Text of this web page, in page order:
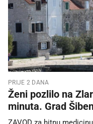
PRIJE 2 DANA
Ženi pozlilo na
minuta. Grad